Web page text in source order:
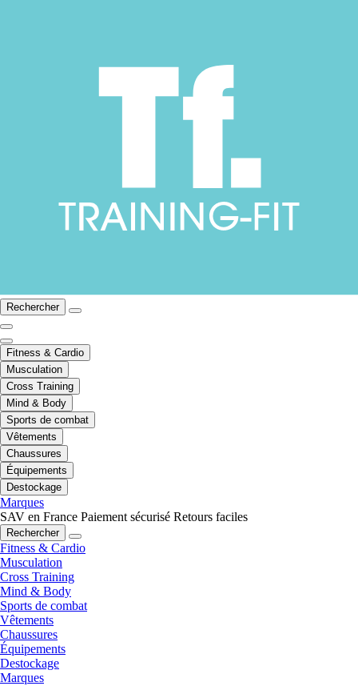
Rechercher
Fitness & Cardio
Musculation
Cross Training
Mind & Body
Sports de combat
Vêtements
Chaussures
Équipements
Destockage
Marques
SAV en France Paiement sécurisé Retours faciles
Rechercher
Fitness & Cardio
Musculation
Cross Training
Mind & Body
Sports de combat
Vêtements
Chaussures
Équipements
Destockage
Marques